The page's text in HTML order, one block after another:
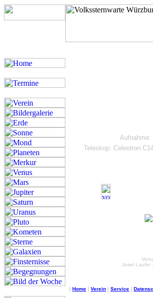
Aufnahme:
Teleskop: Celestron
Josef Laufer
| Home | Verein | Service |